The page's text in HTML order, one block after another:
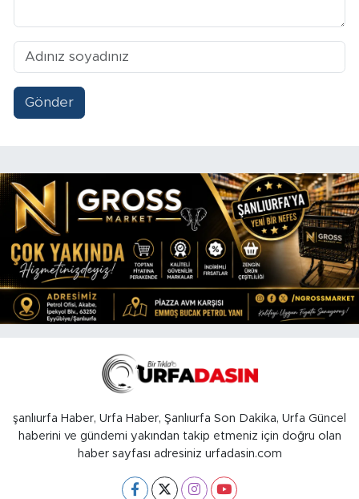
Gönder
şanlıurfa Haber, Urfa Haber, Şanlıurfa Son Dakika, Urfa Güncel
haberini ve gündemi yakından takip etmeniz için doğru olan
haber sayfası adresiniz urfadasin.com